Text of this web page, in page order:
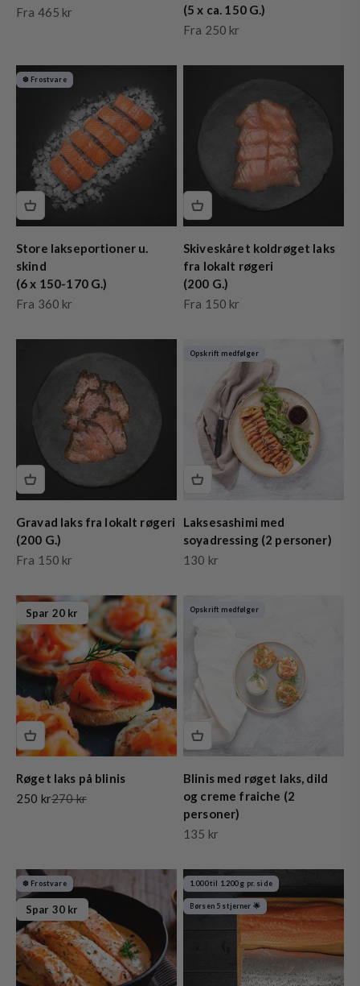
Salgspris
Fra 465 kr
(5 x ca. 150 G.)
Salgspris
Fra 250 kr
❆ Frostvare
Store lakseportioner u.
skind
(6 x 150-170 G.)
Salgspris
Fra 360 kr
Skiveskåret koldrøget laks
fra lokalt røgeri
(200 G.)
Salgspris
Fra 150 kr
Gravad laks fra lokalt røgeri
(200 G.)
Salgspris
Fra 150 kr
Opskrift medfølger
Laksesashimi med
soyadressing (2 personer)
Salgspris
130 kr
Spar 20 kr
Røget laks på blinis
Salgspris
250 krNormalpris
270 kr
Opskrift medfølger
Blinis med røget laks, dild
og creme fraiche (2
personer)
Salgspris
135 kr
❆ Frostvare
Spar 30 kr
1.000 til 1.200 g pr. side
Børsen 5 stjerner 🌟